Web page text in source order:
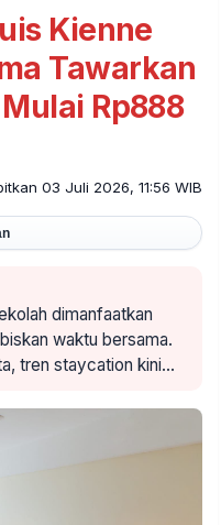
Kienne
Tawarkan
Rp888
03 Juli 2026, 11:56 WIB
dimanfaatkan
waktu bersama.
tren staycation kini…